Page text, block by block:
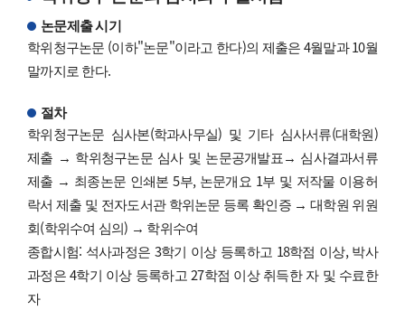
논문제출 시기
학위청구논문 (이하"논문"이라고 한다)의 제출은 4월말과 10월
말까지로 한다.
절차
학위청구논문 심사본(학과사무실) 및 기타 심사서류(대학원)
제출 → 학위청구논문 심사 및 논문공개발표→ 심사결과서류
제출 → 최종논문 인쇄본 5부, 논문개요 1부 및 저작물 이용허
락서 제출 및 전자도서관 학위논문 등록 확인증 → 대학원 위원
회(학위수여 심의) → 학위수여
종합시험: 석사과정은 3학기 이상 등록하고 18학점 이상, 박사
과정은 4학기 이상 등록하고 27학점 이상 취득한 자 및 수료한
자